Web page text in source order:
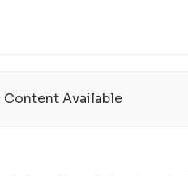
Content Available